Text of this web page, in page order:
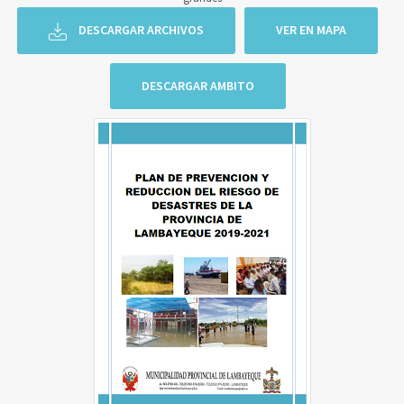
DESCARGAR ARCHIVOS VER EN MAPA
DESCARGAR AMBITO